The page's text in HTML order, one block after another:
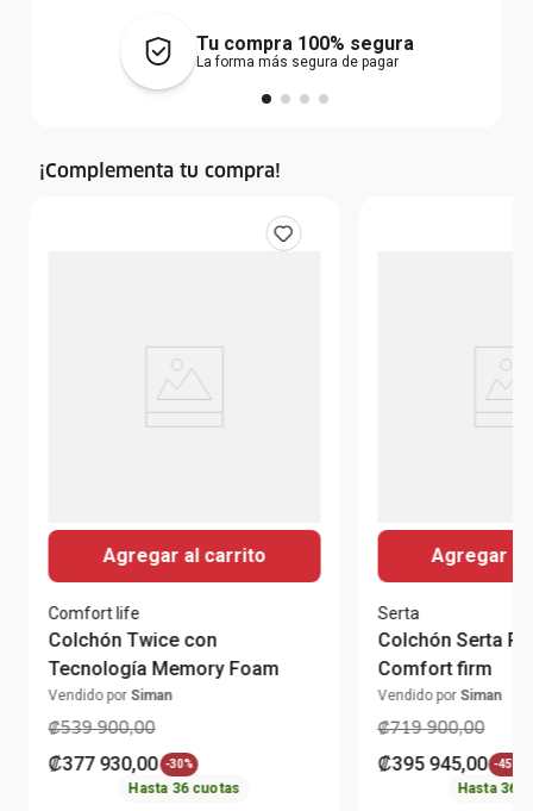
Tu compra 100% segura
La forma más segura de pagar
¡Complementa tu compra!
Agregar al carrito
Comfort life
Colchón Twice con
Tecnología Memory Foam
Vendido por Siman
₡539 900,00
₡377 930,00 -30%
Hasta 36 cuotas
Agregar
Serta
Colchón Serta
Comfort firm
Vendido por Siman
₡719 900,00
₡395 945,00 -45%
Hasta 36